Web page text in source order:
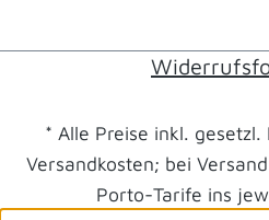
* Alle Preise inkl.
Versandkosten; bei
Porto-Tarife ins